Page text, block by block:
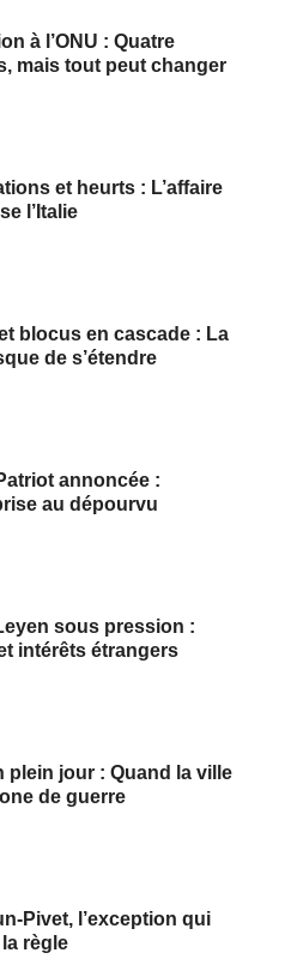
à l’ONU : Quatre
mais tout peut changer
et heurts : L’affaire
l’Italie
blocus en cascade : La
de s’étendre
annoncée :
au dépourvu
sous pression :
intérêts étrangers
plein jour : Quand la ville
de guerre
Pivet, l’exception qui
règle